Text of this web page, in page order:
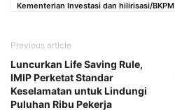
Kementerian Investasi dan hilirisasi/BKPM
Previous article
Luncurkan Life Saving Rule,
IMIP Perketat Standar
Keselamatan untuk Lindungi
Puluhan Ribu Pekerja